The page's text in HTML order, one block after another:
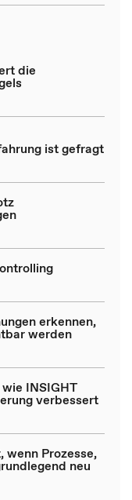
die
ist gefragt
erkennen,
werden
INSIGHT
verbessert
wenn Prozesse,
neu